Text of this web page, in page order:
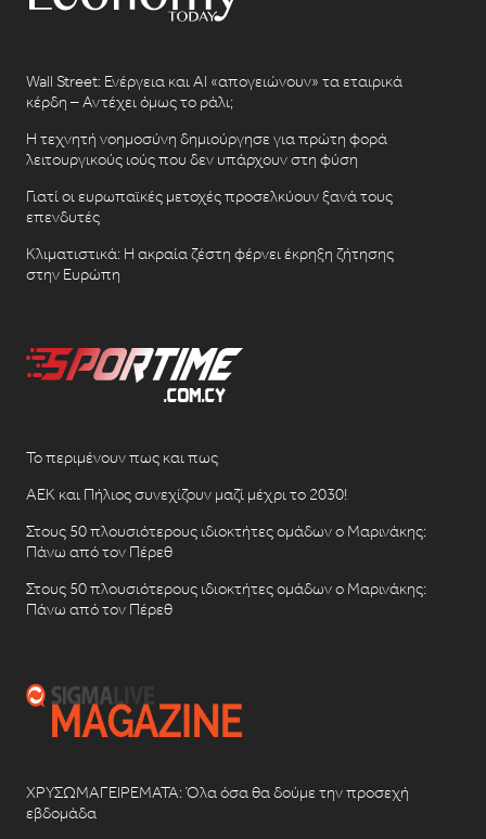
Wall Street: Ενέργεια και AI «απογειώνουν» τα εταιρικά
κέρδη – Αντέχει όμως το ράλι;
Η τεχνητή νοημοσύνη δημιούργησε για πρώτη φορά
λειτουργικούς ιούς που δεν υπάρχουν στη φύση
Γιατί οι ευρωπαϊκές μετοχές προσελκύουν ξανά τους
επενδυτές
Κλιματιστικά: Η ακραία ζέστη φέρνει έκρηξη ζήτησης
στην Ευρώπη
Το περιμένουν πως και πως
ΑΕΚ και Πήλιος συνεχίζουν μαζί μέχρι το 2030!
Στους 50 πλουσιότερους ιδιοκτήτες ομάδων ο Μαρινάκης:
Πάνω από τον Πέρεθ
Στους 50 πλουσιότερους ιδιοκτήτες ομάδων ο Μαρινάκης:
Πάνω από τον Πέρεθ
ΧΡΥΣΩΜΑΓΕΙΡΕΜΑΤΑ: Όλα όσα θα δούμε την προσεχή
εβδομάδα